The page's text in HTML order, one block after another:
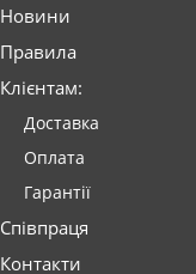
Новини
Правила
Клієнтам:
Доставка
Оплата
Гарантії
Співпраця
Контакти